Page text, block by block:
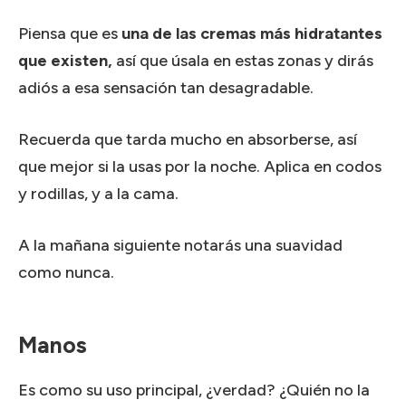
Piensa que es una de las cremas más hidratantes
que existen, así que úsala en estas zonas y dirás
adiós a esa sensación tan desagradable.
Recuerda que tarda mucho en absorberse, así
que mejor si la usas por la noche. Aplica en codos
y rodillas, y a la cama.
A la mañana siguiente notarás una suavidad
como nunca.
Manos
Es como su uso principal, ¿verdad? ¿Quién no la